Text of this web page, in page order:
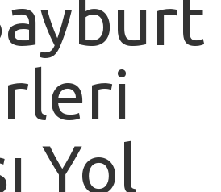
Yol